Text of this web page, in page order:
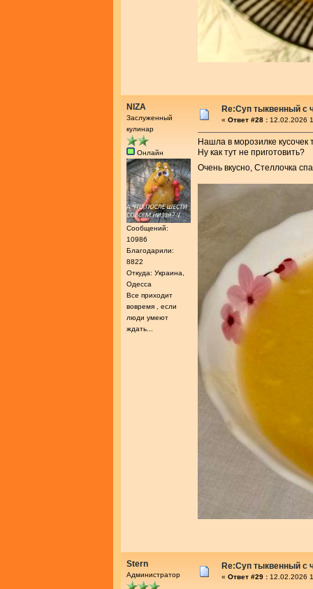
NIZA
Заслуженный
кулинар
Онлайн
Сообщений:
10986
Благодарили:
8822
Откуда: Украина,
Одесса
Все приходит
вовремя , если
люди умеют
ждать...
Re:Суп тыквенный с
« Ответ #28 : 12.02.2026
Нашла в морозилке кусочек
Ну как тут не приготовить?
Очень вкусно, Стеллочка
Stern
Администратор
Re:Суп тыквенный с
« Ответ #29 : 12.02.2026